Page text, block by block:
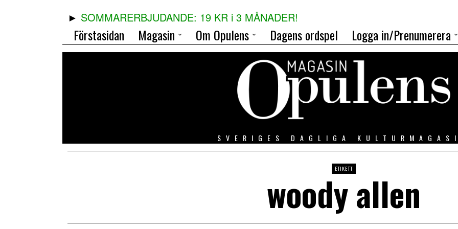
SOMMARERBJUDANDE: 19 KR i 3 MÅNADER!
Förstasidan Magasin Om Opulens Dagens ordspel Logga in/Prenumerera
SVERIGES DAGLIGA
ETIKETT
woody allen